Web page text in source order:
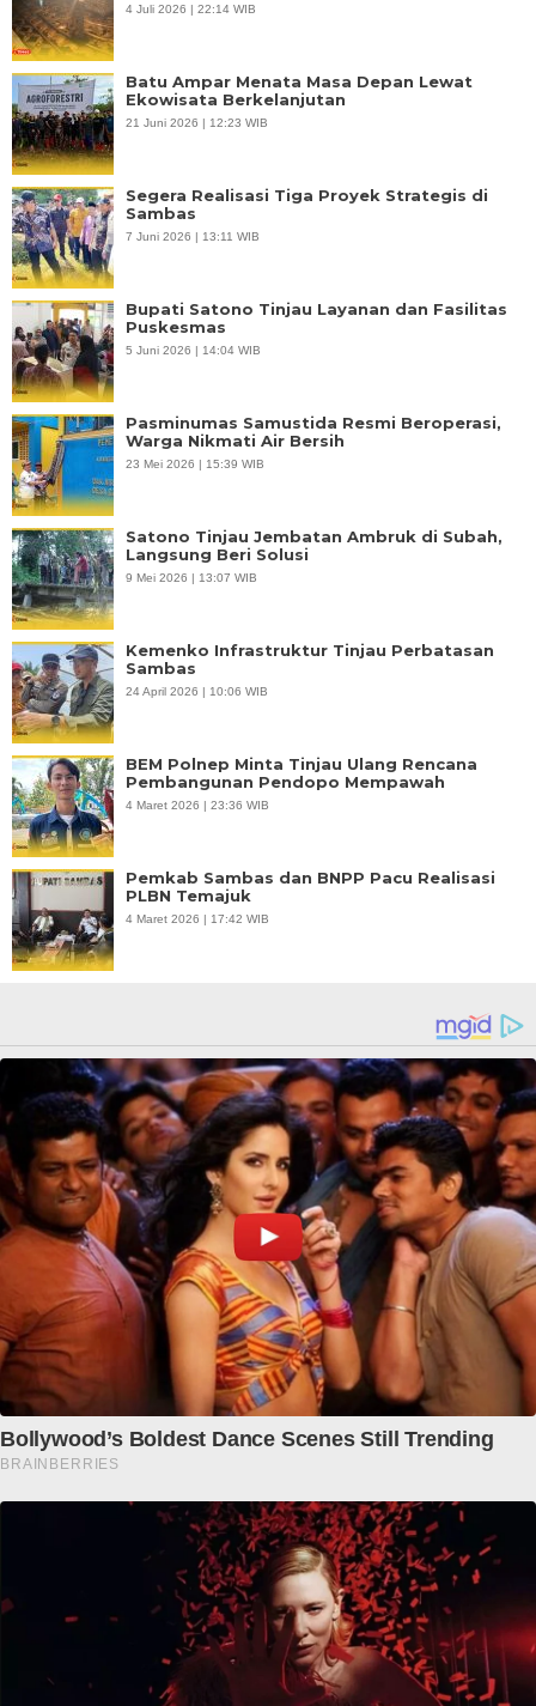
4 Juli 2026 | 22:14 WIB
Batu Ampar Menata Masa Depan Lewat
Ekowisata Berkelanjutan
21 Juni 2026 | 12:23 WIB
Segera Realisasi Tiga Proyek Strategis di
Sambas
7 Juni 2026 | 13:11 WIB
Bupati Satono Tinjau Layanan dan Fasilitas
Puskesmas
5 Juni 2026 | 14:04 WIB
Pasminumas Samustida Resmi Beroperasi,
Warga Nikmati Air Bersih
23 Mei 2026 | 15:39 WIB
Satono Tinjau Jembatan Ambruk di Subah,
Langsung Beri Solusi
9 Mei 2026 | 13:07 WIB
Kemenko Infrastruktur Tinjau Perbatasan
Sambas
24 April 2026 | 10:06 WIB
BEM Polnep Minta Tinjau Ulang Rencana
Pembangunan Pendopo Mempawah
4 Maret 2026 | 23:36 WIB
Pemkab Sambas dan BNPP Pacu Realisasi
PLBN Temajuk
4 Maret 2026 | 17:42 WIB